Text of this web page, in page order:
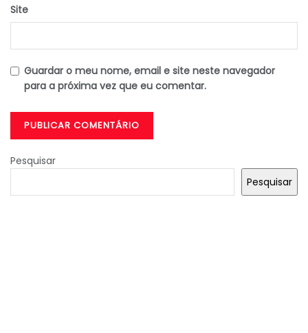
Site
Guardar o meu nome, email e site neste navegador
para a próxima vez que eu comentar.
Pesquisar
Pesquisar